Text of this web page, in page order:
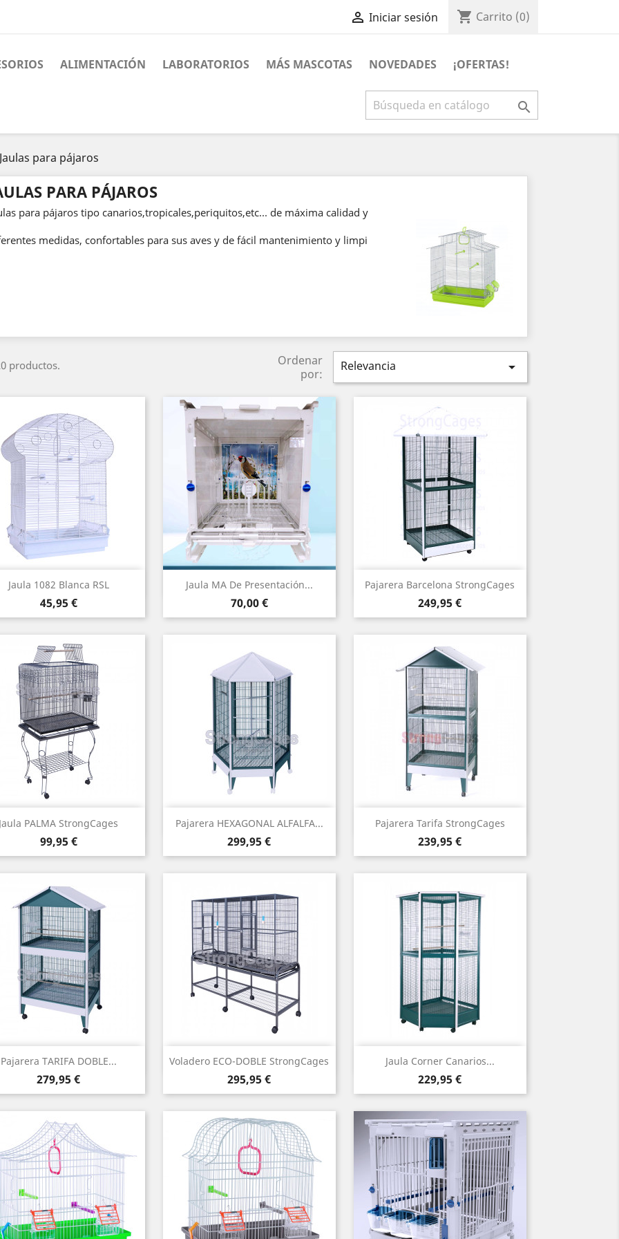
 Iniciar sesión shopping_cart Carrito (0)
ALIMENTACIÓN LABORATORIOS MÁS MASCOTAS NOVEDADES ¡OFERTAS!

Jaulas para pájaros
PARA PÁJAROS
para pájaros tipo canarios,tropicales,periquitos,etc... de máxima calidad y
medidas, confortables para sus aves y de fácil mantenimiento y limpi
productos.
Ordenar
por:
Relevancia 
Jaula 1082 Blanca RSL
Precio
45,95 €
 Vista rápida Jaula MA De Presentación...
Precio
70,00 €
Vista rápida Pajarera Barcelona StrongCages
Precio
249,95 €
Vista rápida
Jaula PALMA StrongCages
Precio
99,95 €
Vista rápida Pajarera HEXAGONAL ALFALFA...
Precio
299,95 €
Vista rápida Pajarera Tarifa StrongCages
Precio
239,95 €
 Vista rápida
Pajarera TARIFA DOBLE...
Precio
279,95 €
Vista rápida Voladero ECO-DOBLE StrongCages
Precio
295,95 €
Vista rápida Jaula Corner Canarios...
Precio
229,95 €
Vista rápida